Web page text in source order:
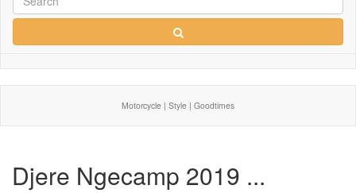
Motorcycle | Style | Goodtimes
Djere Ngecamp 2019 ...